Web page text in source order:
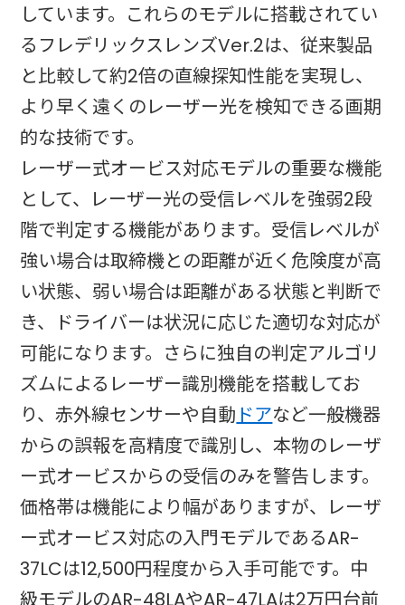
しています。これらのモデルに搭載されてい
るフレデリックスレンズVer.2は、従来製品
と比較して約2倍の直線探知性能を実現し、
より早く遠くのレーザー光を検知できる画期
的な技術です。​
レーザー式オービス対応モデルの重要な機能
として、レーザー光の受信レベルを強弱2段
階で判定する機能があります。受信レベルが
強い場合は取締機との距離が近く危険度が高
い状態、弱い場合は距離がある状態と判断で
き、ドライバーは状況に応じた適切な対応が
可能になります。さらに独自の判定アルゴリ
ズムによるレーザー識別機能を搭載してお
り、赤外線センサーや自動 ドアなど一般機器
からの誤報を高精度で識別し、本物のレーザ
ー式オービスからの受信のみを警告します。​
価格帯は機能により幅がありますが、レーザ
ー式オービス対応の入門モデルであるAR-
37LCは12,500円程度から入手可能です。中
級モデルのAR-48LAやAR-47LAは2万円台前